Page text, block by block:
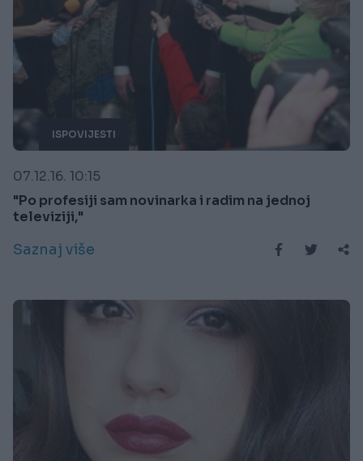
ISPOVIJESTI
07.12.16. 10:15
"Po profesiji sam novinarka i radim na jednoj
televiziji,"
Saznaj više